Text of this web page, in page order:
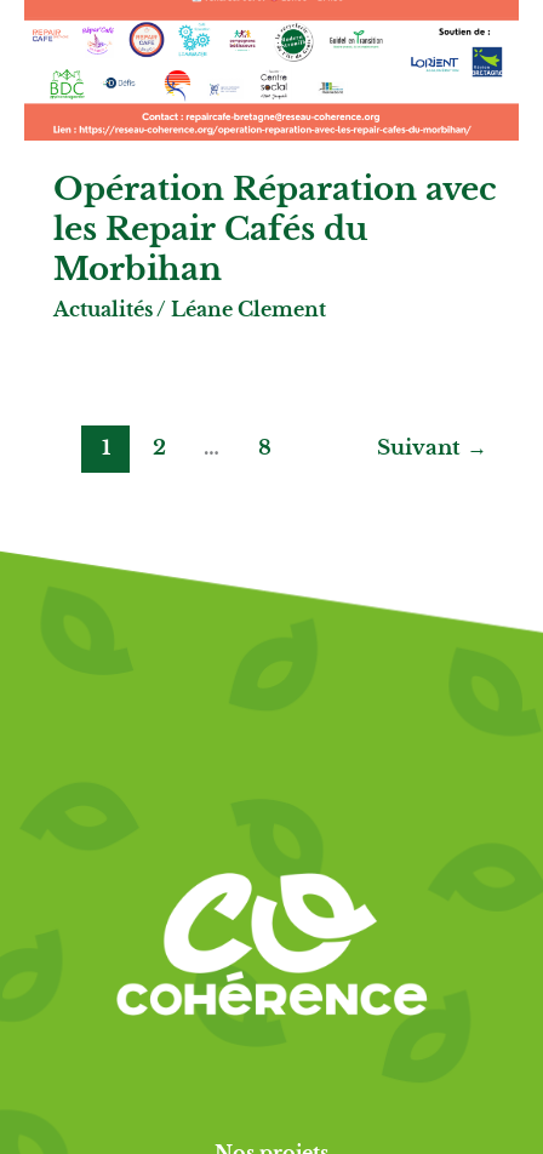
Opération Réparation avec
les Repair Cafés du
Morbihan
Actualités/ Léane Clement
1 2 … 8 Suivant →